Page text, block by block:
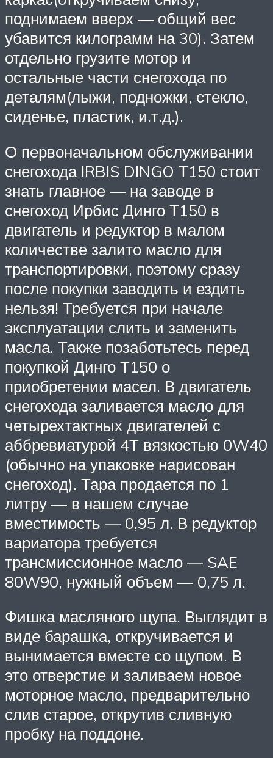
поднимаем вверх — общий вес
убавится килограмм на 30). Затем
отдельно грузите мотор и
остальные части снегохода по
деталям(лыжи, подножки, стекло,
сиденье, пластик, и.т.д.).
О первоначальном обслуживании
снегохода IRBIS DINGO Т150 стоит
знать главное — на заводе в
снегоход Ирбис Динго Т150 в
двигатель и редуктор в малом
количестве залито масло для
транспортировки, поэтому сразу
после покупки заводить и ездить
нельзя! Требуется при начале
эксплуатации слить и заменить
масла. Также позаботьтесь перед
покупкой Динго Т150 о
приобретении масел. В двигатель
снегохода заливается масло для
четырехтактных двигателей с
аббревиатурой 4Т вязкостью 0W40
(обычно на упаковке нарисован
снегоход). Тара продается по 1
литру — в нашем случае
вместимость — 0,95 л. В редуктор
вариатора требуется
трансмиссионное масло — SAE
80W90, нужный объем — 0,75 л.
Фишка масляного щупа. Выглядит в
виде барашка, откручивается и
вынимается вместе со щупом. В
это отверстие и заливаем новое
моторное масло, предварительно
слив старое, открутив сливную
пробку на поддоне.